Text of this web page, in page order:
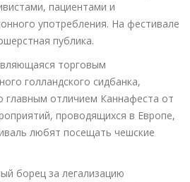
пациентами и
употребления. На фестивале
публика.
торговым
голландского сидбанка,
главным отличием Каннафеста от
проводящихся в Европе,
любят посещать чешские
борец за легализацию